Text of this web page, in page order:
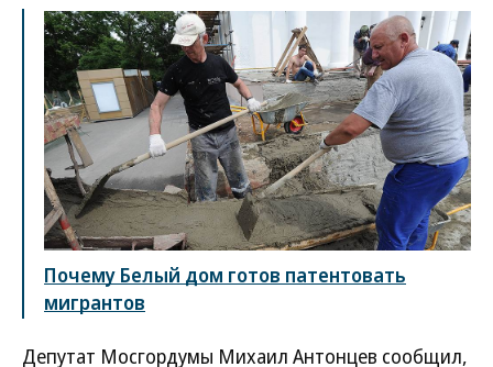
Почему Белый дом готов патентовать
мигрантов
Депутат Мосгордумы Михаил Антонцев сообщил,